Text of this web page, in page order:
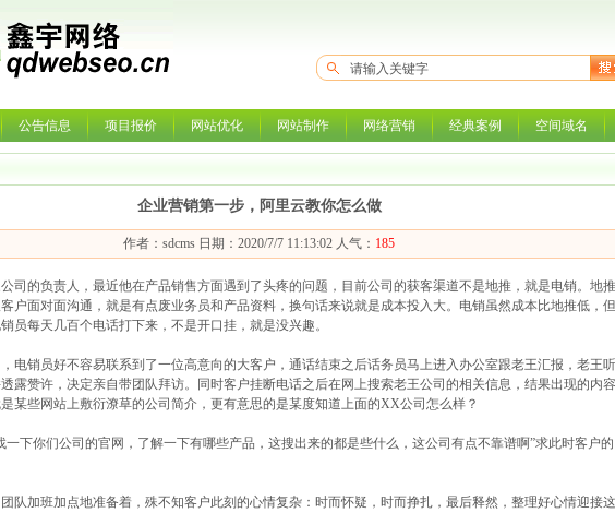
公告信息 项目报价 网站优化 网站制作 网络营销 经典案例 空间域名
企业营销第一步，阿里云教你怎么做
作者：sdcms 日期：2020/7/7 11:13:02 人气： 185
司的负责人，最近他在产品销售方面遇到了头疼的问题，目前公司的获客渠道不是地推，就是电销。地推
户面对面沟通，就是有点废业务员和产品资料，换句话来说就是成本投入大。电销虽然成本比地推低，但
员每天几百个电话打下来，不是开口挂，就是没兴趣。
电销员好不容易联系到了一位高意向的大客户，通话结束之后话务员马上进入办公室跟老王汇报，老王听
露赞许，决定亲自带团队拜访。同时客户挂断电话之后在网上搜索老王公司的相关信息，结果出现的内容
某些网站上敷衍潦草的公司简介，更有意思的是某度知道上面的XX公司怎么样？
一下你们公司的官网，了解一下有哪些产品，这搜出来的都是些什么，这公司有点不靠谱啊”求此时客户的
队加班加点地准备着，殊不知客户此刻的心情复杂：时而怀疑，时而挣扎，最后释然，整理好心情迎接这